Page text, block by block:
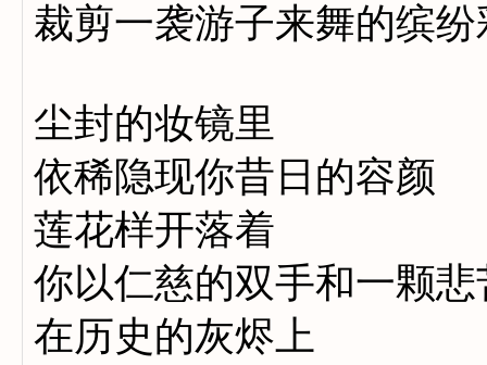
裁剪一袭游子来舞的缤纷
尘封的妆镜里
依稀隐现你昔日的容颜
莲花样开落着
你以仁慈的双手和一颗悲
在历史的灰烬上